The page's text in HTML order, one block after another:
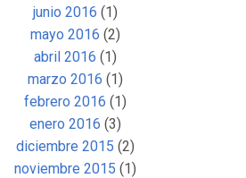
junio 2016 (1)
mayo 2016 (2)
abril 2016 (1)
marzo 2016 (1)
febrero 2016 (1)
enero 2016 (3)
diciembre 2015 (2)
noviembre 2015 (1)